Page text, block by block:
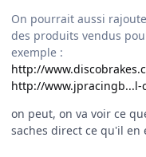
On pourrait aussi
des produits vendus
exemple :
http://
http://www.jpracingb...l-
on peut, on va voir ce
saches direct ce qu'il en